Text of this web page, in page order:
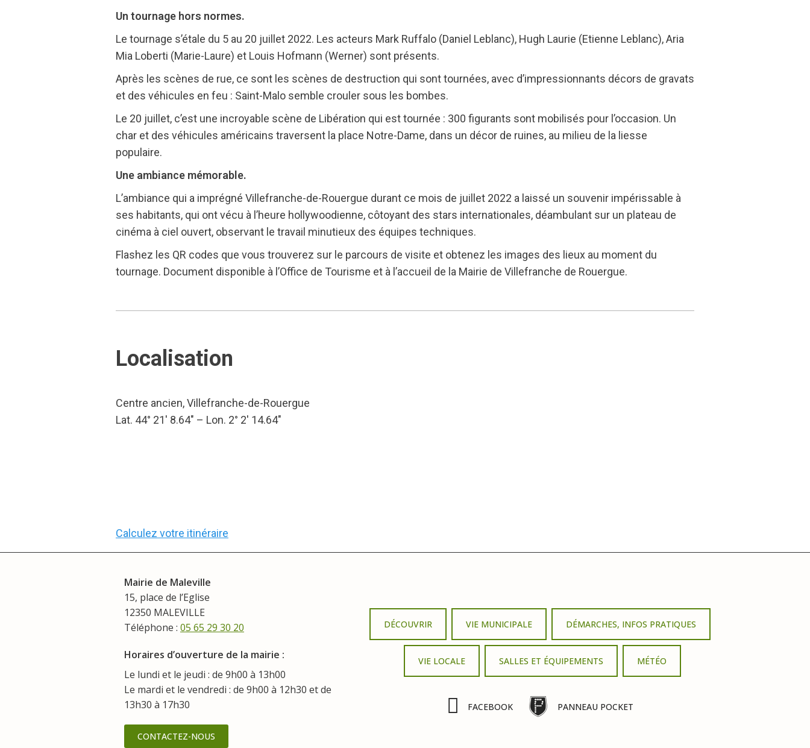
Un tournage hors normes.
Le tournage s’étale du 5 au 20 juillet 2022. Les acteurs Mark Ruffalo (Daniel Leblanc), Hugh Laurie (Etienne Leblanc), Aria
Mia Loberti (Marie-Laure) et Louis Hofmann (Werner) sont présents.
Après les scènes de rue, ce sont les scènes de destruction qui sont tournées, avec d’impressionnants décors de gravats
et des véhicules en feu : Saint-Malo semble crouler sous les bombes.
Le 20 juillet, c’est une incroyable scène de Libération qui est tournée : 300 figurants sont mobilisés pour l’occasion. Un
char et des véhicules américains traversent la place Notre-Dame, dans un décor de ruines, au milieu de la liesse
populaire.
Une ambiance mémorable.
L’ambiance qui a imprégné Villefranche-de-Rouergue durant ce mois de juillet 2022 a laissé un souvenir impérissable à
ses habitants, qui ont vécu à l’heure hollywoodienne, côtoyant des stars internationales, déambulant sur un plateau de
cinéma à ciel ouvert, observant le travail minutieux des équipes techniques.
Flashez les QR codes que vous trouverez sur le parcours de visite et obtenez les images des lieux au moment du
tournage. Document disponible à l’Office de Tourisme et à l’accueil de la Mairie de Villefranche de Rouergue.
Localisation
Centre ancien, Villefranche-de-Rouergue
Lat. 44° 21′ 8.64″ – Lon. 2° 2′ 14.64″
Calculez votre itinéraire
Mairie de Maleville
15, place de l’Eglise
12350 MALEVILLE
Téléphone : 05 65 29 30 20
Horaires d’ouverture de la mairie :
Le lundi et le jeudi : de 9h00 à 13h00
Le mardi et le vendredi : de 9h00 à 12h30 et de
13h30 à 17h30
CONTACTEZ-NOUS
DÉCOUVRIR VIE MUNICIPALE DÉMARCHES, INFOS PRATIQUES
VIE LOCALE SALLES ET ÉQUIPEMENTS MÉTÉO
FACEBOOK PANNEAU POCKET